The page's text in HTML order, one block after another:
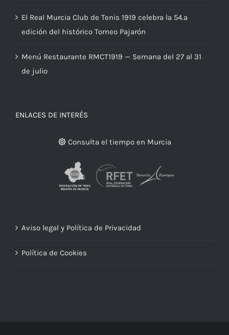
El Real Murcia Club de Tenis 1919 celebra la 54.ª
edición del histórico Torneo Pajarón
Menú Restaurante RMCT1919 — Semana del 27 al 31
de julio
ENLACES DE INTERÉS
Consulta el tiempo en Murcia
Aviso legal y Política de Privacidad
Política de Cookies